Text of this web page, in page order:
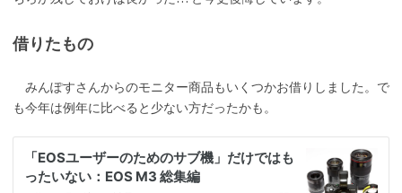
借りたもの
みんぽすさんからのモニター商品もいくつかお借りしました。で
も今年は例年に比べると少ない方だったかも。